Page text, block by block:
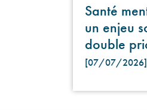
Santé
un enjeu
double
[07/07/2026]